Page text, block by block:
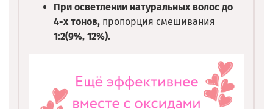
При осветлении натуральных волос до
4-х тонов, пропорция смешивания
1:2(9%, 12%).